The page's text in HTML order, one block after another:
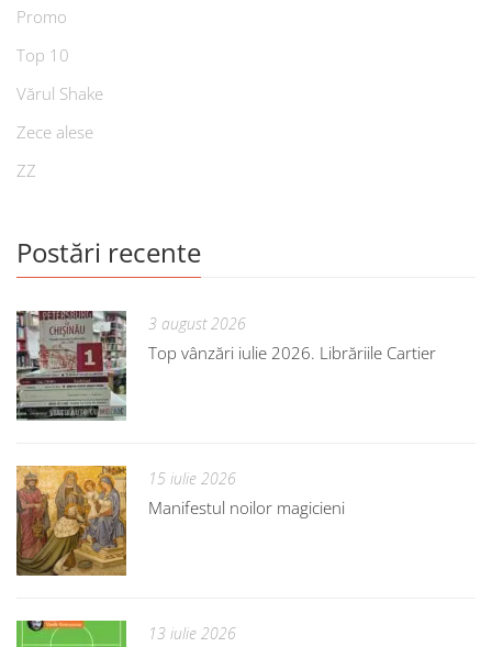
Promo
Top 10
Vărul Shake
Zece alese
ZZ
Postări recente
3 august 2026
Top vânzări iulie 2026. Librăriile Cartier
15 iulie 2026
Manifestul noilor magicieni
13 iulie 2026